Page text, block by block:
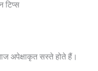
टिप्स
अपेक्षाकृत सस्ते होते हैं।